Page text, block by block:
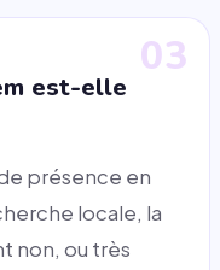
03
est-elle
présence en
locale, la
non, ou très